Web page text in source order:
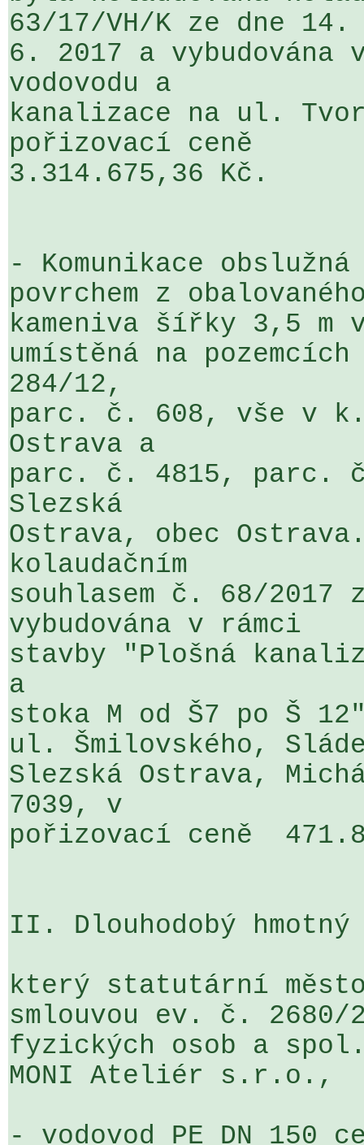
63/17/VH/K ze dne
6. 2017 a vybudována
vodovodu a
kanalizace na ul.
pořizovací ceně
3.314.675,36 Kč.
- Komunikace
povrchem z
kameniva šířky 3,5 m
umístěná na
284/12,
parc. č. 608, vše v
Ostrava a
parc. č. 4815, parc.
Slezská
Ostrava, obec
kolaudačním
souhlasem č. 68/2017
vybudována v rámci
stavby "Plošná
a
stoka M od Š7 po Š
ul. Šmilovského,
Slezská Ostrava,
7039, v
pořizovací ceně
II. Dlouhodobý
který statutární
smlouvou ev. č. 2680/
fyzických osob a
MONI Ateliér s.r.o.,
- vodovod PE DN 150